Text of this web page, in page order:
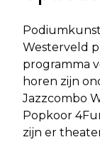
Westerveld
programma
horen zijn
Jazzcombo
Popkoor
zijn er